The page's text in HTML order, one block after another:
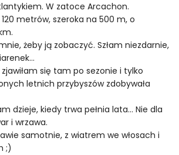
W zatoce Arcachon.
metrów, szeroka na 500 m, o
żeby ją zobaczyć. Szłam niezdarnie,
się tam po sezonie i tylko
letnich przybyszów zdobywała
dzieje, kiedy trwa pełnia lata… Nie dla
i wrzawa.
samotnie, z wiatrem we włosach i
;)